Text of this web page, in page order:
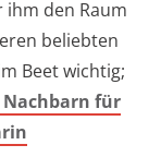
den Raum
beliebten
Beet wichtig;
für